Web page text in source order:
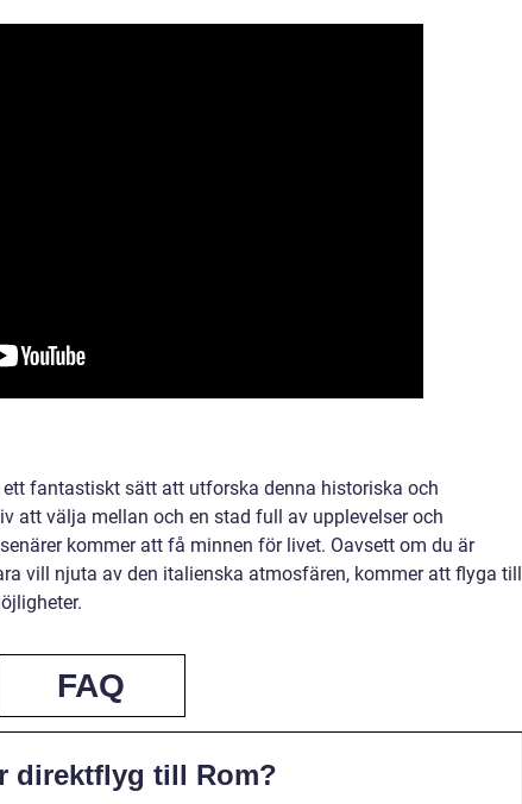
fantastiskt sätt att utforska denna historiska och
att välja mellan och en stad full av upplevelser och
kommer att få minnen för livet. Oavsett om du är
vill njuta av den italienska atmosfären, kommer att flyga till
FAQ
direktflyg till Rom?